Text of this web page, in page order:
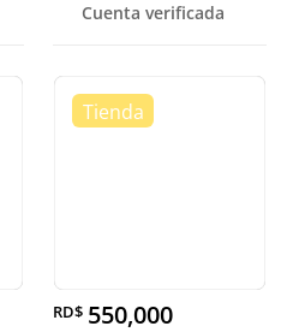
Cuenta verificada
RD$ 550,000